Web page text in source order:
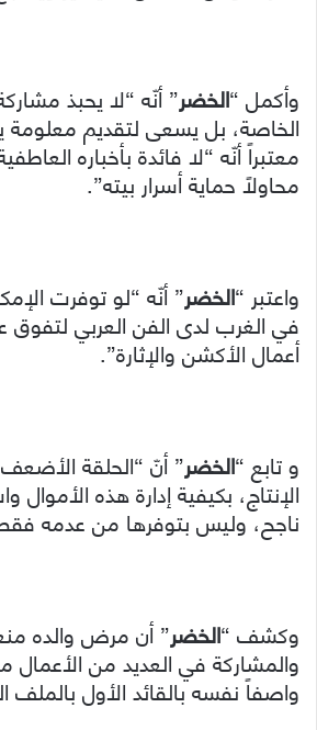
وأكمل “الخضر” أنّه “لا يحبذ
الخاصة، بل يسعى لتقديم معلومة
معتبراً أنّه “لا فائدة بأخباره
محاولاً حماية أسرار بيته”.
واعتبر “الخضر” أنّه “لو توفرت
في الغرب لدى الفن العربي لتفوق
أعمال الأكشن والإثارة”.
و تابع “الخضر” أنّ “الحلقة
الإنتاج، بكيفية إدارة هذه الأموال
ناجح، وليس بتوفرها من عدمه
وكشف “الخضر” أن مرض والده
والمشاركة في العديد من الأعمال
واصفاً نفسه بالقائد الأول